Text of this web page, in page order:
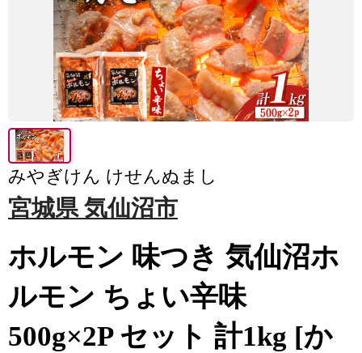
みやぎけん けせんぬまし
宮城県 気仙沼市
ホルモン 味つき 気仙沼ホ
ルモン ちょい辛味
500g×2P セット 計1kg [か